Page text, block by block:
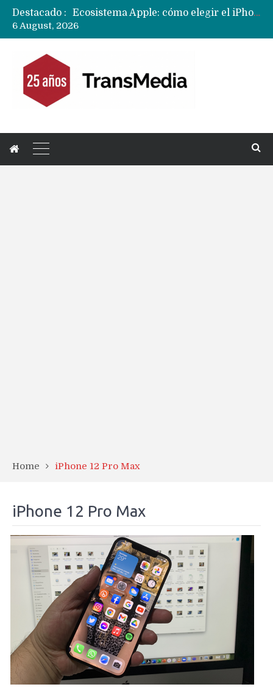
Destacado :
Ecosistema Apple: cómo elegir el iPhone según tu uso
Apple dice que más ex empleados se llevaron datos confidenciales a OpenAI
6 August, 2026
Home iPhone 12 Pro Max
iPhone 12 Pro Max